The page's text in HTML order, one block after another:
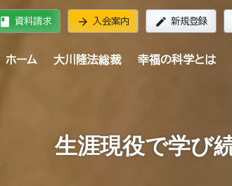
book 資料請求 arrow_forward 入会案内 edit 新規登録
ホーム 大川隆法総裁 幸福の科学とは
生涯現役で学び